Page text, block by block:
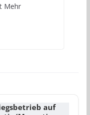
Mehr
auf